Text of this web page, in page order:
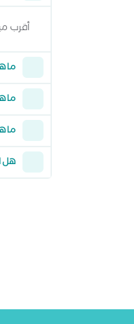
أقرب ميعاد
ما
ما
ما
هل